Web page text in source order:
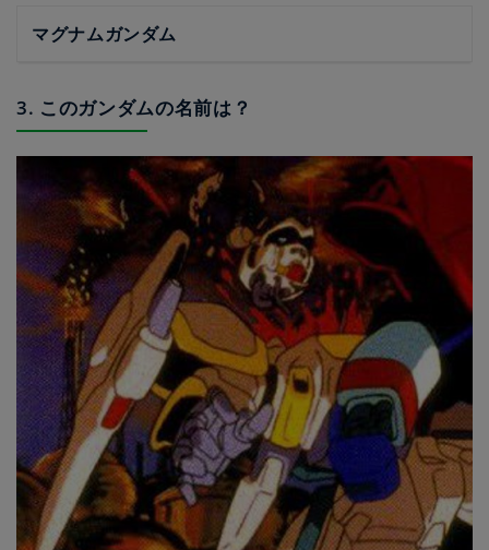
マグナムガンダム
3. このガンダムの名前は？